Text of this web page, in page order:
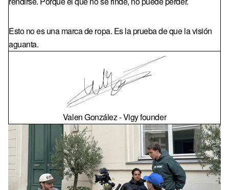
Esto no es una marca de ropa. Es la prueba de que la visión
aguanta.
Valen González - Vigy founder